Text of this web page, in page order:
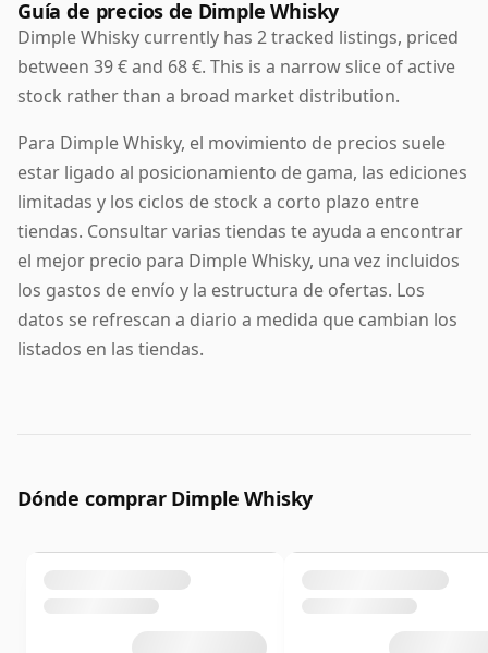
Scotch que funciona bien solo, con hielo o en
combinados largos.
El atractivo de Dimple reside en su combinación de
herencia, diseño reconocible y un equilibrio fácil de
disfrutar. Puede que no sea tan prominente como
algunos blends de Scotch de alcance global, pero para
quienes disfrutan de un blended whisky tradicional
con un poco más de madurez y carácter, sigue siendo
un nombre discretamente singular.
Guía de precios de Dimple Whisky
Dimple Whisky currently has 2 tracked listings, priced
between 39 € and 68 €. This is a narrow slice of active
stock rather than a broad market distribution.
Para Dimple Whisky, el movimiento de precios suele
estar ligado al posicionamiento de gama, las ediciones
limitadas y los ciclos de stock a corto plazo entre
tiendas. Consultar varias tiendas te ayuda a encontrar
el mejor precio para Dimple Whisky, una vez incluidos
los gastos de envío y la estructura de ofertas. Los
datos se refrescan a diario a medida que cambian los
listados en las tiendas.
Dónde comprar Dimple Whisky